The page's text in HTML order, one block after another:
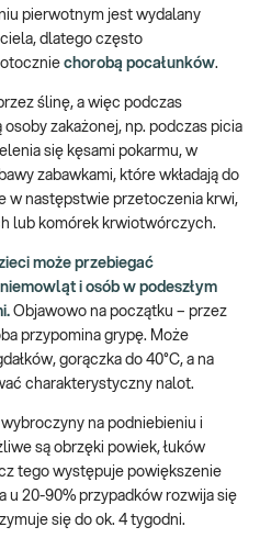
pierwotnym jest wydalany
dlatego często
chorobą pocałunków.
ślinę, a więc podczas
zakażonej, np. podczas picia
się kęsami pokarmu, w
zabawkami, które wkładają do
w następstwie przetoczenia krwi,
lub komórek krwiotwórczych.
może przebiegać
i osób w podeszłym
Objawowo na początku – przez
przypomina grypę. Może
gorączka do 40°C, a na
charakterystyczny nalot.
na podniebieniu i
są obrzęki powiek, łuków
tego występuje powiększenie
u 20-90% przypadków rozwija się
się do ok. 4 tygodni.